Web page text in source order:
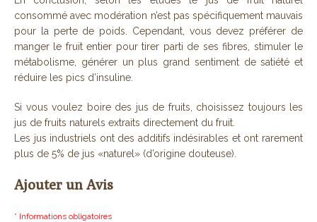
consommé avec modération n’est pas spécifiquement mauvais
pour la perte de poids. Cependant, vous devez préférer de
manger le fruit entier pour tirer parti de ses fibres, stimuler le
métabolisme, générer un plus grand sentiment de satiété et
réduire les pics d’insuline.
Si vous voulez boire des jus de fruits, choisissez toujours les
jus de fruits naturels extraits directement du fruit.
Les jus industriels ont des additifs indésirables et ont rarement
plus de 5% de jus «naturel» (d’origine douteuse).
Ajouter un Avis
* Informations obligatoires